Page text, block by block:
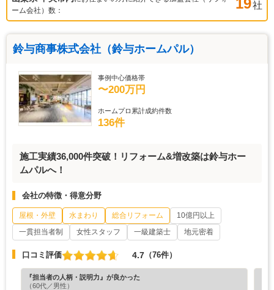
ーム会社）数：
社
鈴与商事株式会社（鈴与ホームパル）
事例中心価格帯
〜200万円
ホームプロ累計成約件数
136件
施工実績36,000件突破！リフォーム&増改築は鈴与ホー
ムパルへ！
会社の特徴・得意分野
屋根・外壁 水まわり 総合リフォーム
10億円以上
一貫担当者制
女性スタッフ 一級建築士 地元密着
口コミ評価 4.7 （76件）
『担当者の人柄・説明力』が良かった
（60代／男性）